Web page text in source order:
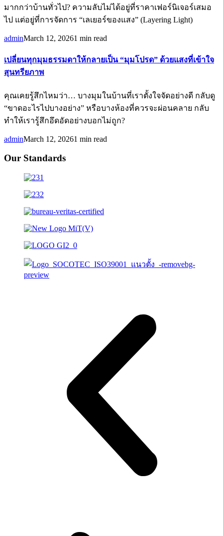
มากกว่าบ้านทั่วไป? ความลับไม่ได้อยู่ที่ราคาเฟอร์นิเจอร์เสมอ
ไป แต่อยู่ที่การจัดการ “เลเยอร์ของแสง” (Layering Light)
adminMarch 12, 20261 min read
เปลี่ยนทุกมุมธรรมดาให้กลายเป็น “มุมโปรด” ด้วยแสงที่เข้าใจ
สุนทรียภาพ
คุณเคยรู้สึกไหมว่า… บางมุมในบ้านที่เราตั้งใจจัดอย่างดี กลับดู
“ขาดอะไรไปบางอย่าง” หรือบางห้องที่ควรจะผ่อนคลาย กลับ
ทำให้เรารู้สึกอึดอัดอย่างบอกไม่ถูก?
adminMarch 12, 20261 min read
Our Standards